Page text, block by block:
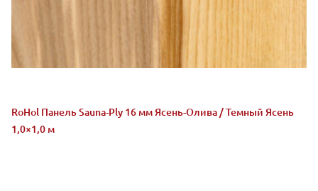
RoHol Панель Sauna-Ply 16 мм Ясень-Олива / Темный Ясень
1,0×1,0 м